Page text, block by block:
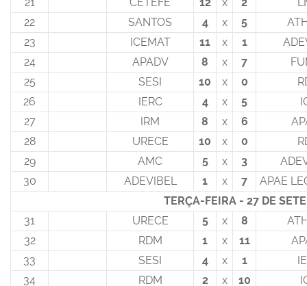
22
SANTOS 4 x 5
23
ICEMAT 11 x 1
24
APADV 8 x 7
25
SESI 10 x 0
26
IERC 4 x 5
27
IRM 8 x 6
28
URECE 10 x 0
29
AMC 5 x 3
30
ADEVIBEL 1 x 7
APAE
TERÇA-FEIRA - 27 DE
31
URECE 5 x 8
32
RDM 1 x 11
33
SESI 4 x 1
34
RDM 2 x 10